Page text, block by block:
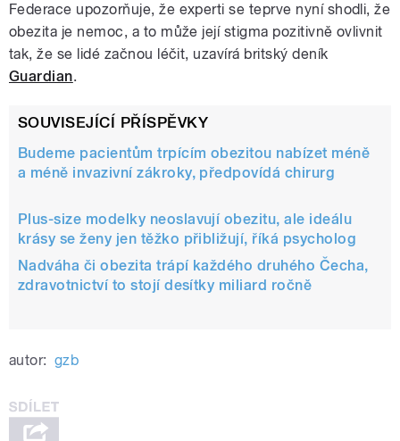
Federace upozorňuje, že experti se teprve nyní shodli, že
obezita je nemoc, a to může její stigma pozitivně ovlivnit
tak, že se lidé začnou léčit, uzavírá britský deník
Guardian.
SOUVISEJÍCÍ PŘÍSPĚVKY
Budeme pacientům trpícím obezitou nabízet méně
a méně invazivní zákroky, předpovídá chirurg
Plus-size modelky neoslavují obezitu, ale ideálu
krásy se ženy jen těžko přibližují, říká psycholog
Nadváha či obezita trápí každého druhého Čecha,
zdravotnictví to stojí desítky miliard ročně
autor: gzb